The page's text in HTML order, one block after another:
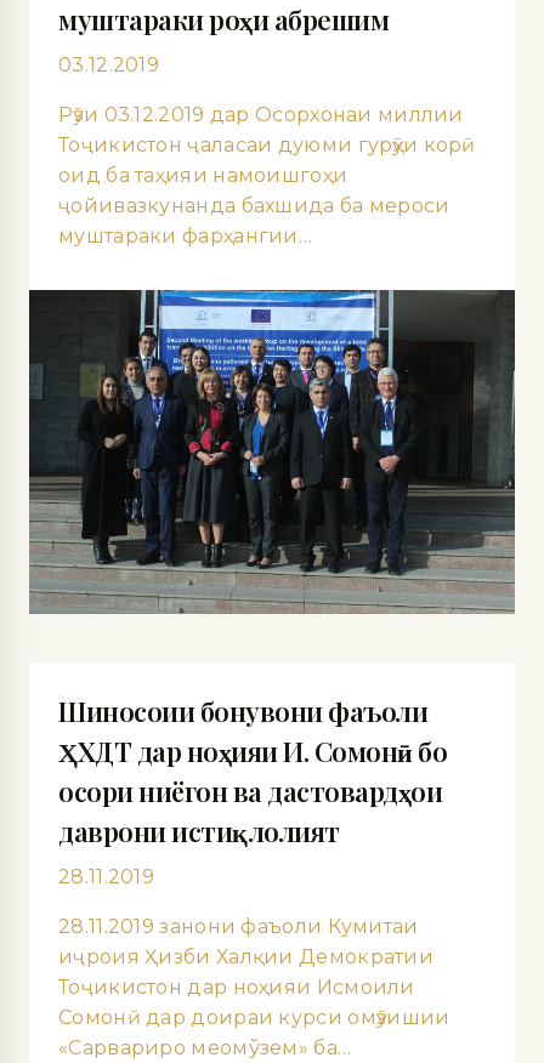
муштараки роҳи абрешим
03.12.2019
Рӯзи 03.12.2019 дар Осорхонаи миллии
Тоҷикистон ҷаласаи дуюми гурӯҳи корӣ
оид ба таҳияи намоишгоҳи
ҷойивазкунанда бахшида ба мероси
муштараки фарҳангии…
Шиносоии бонувони фаъоли
ҲХДТ дар ноҳияи И. Сомонӣ бо
осори ниёгон ва дастовардҳои
даврони истиқлолият
28.11.2019
28.11.2019 занони фаъоли Кумитаи
иҷроия Ҳизби Халқии Демократии
Тоҷикистон дар ноҳияи Исмоили
Сомонӣ дар доираи курси омӯзишии
«Сарвариро меомўзем» ба…